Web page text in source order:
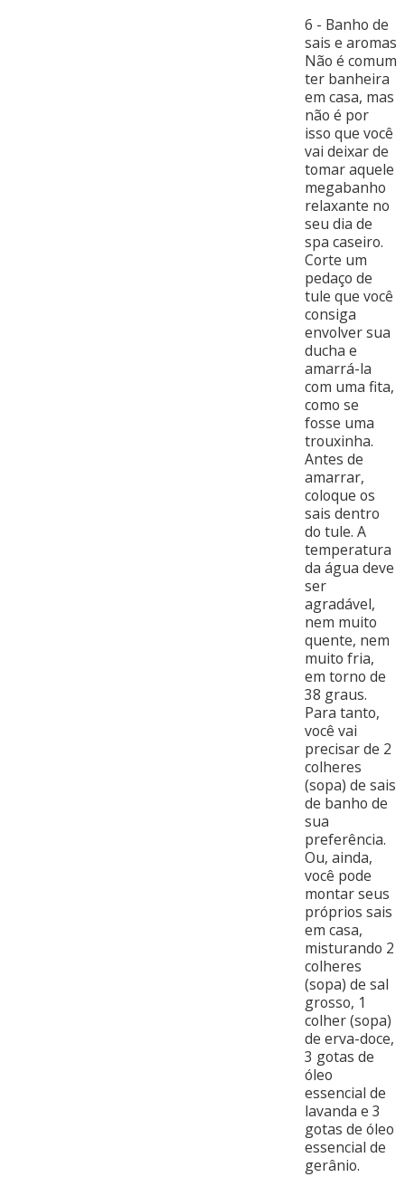
6 - Banho de
sais e aromas
Não é comum
ter banheira
em casa, mas
não é por
isso que você
vai deixar de
tomar aquele
megabanho
relaxante no
seu dia de
spa caseiro.
Corte um
pedaço de
tule que você
consiga
envolver sua
ducha e
amarrá-la
com uma fita,
como se
fosse uma
trouxinha.
Antes de
amarrar,
coloque os
sais dentro
do tule. A
temperatura
da água deve
ser
agradável,
nem muito
quente, nem
muito fria,
em torno de
38 graus.
Para tanto,
você vai
precisar de 2
colheres
(sopa) de sais
de banho de
sua
preferência.
Ou, ainda,
você pode
montar seus
próprios sais
em casa,
misturando 2
colheres
(sopa) de sal
grosso, 1
colher (sopa)
de erva-doce,
3 gotas de
óleo
essencial de
lavanda e 3
gotas de óleo
essencial de
gerânio.